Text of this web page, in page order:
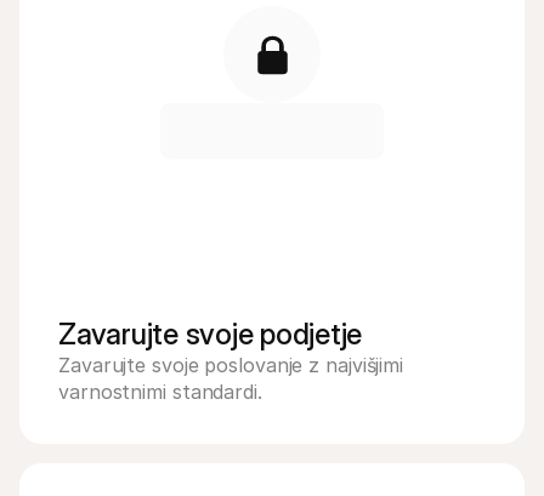
Zavarujte svoje podjetje
Zavarujte svoje poslovanje z najvišjimi
varnostnimi standardi.